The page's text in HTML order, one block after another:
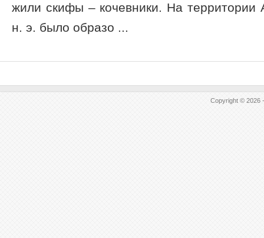
жили скифы – кочевники. На территории
н. э. было образо ...
Copyright © 2026